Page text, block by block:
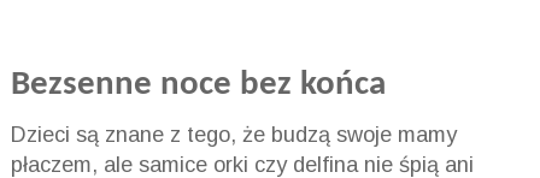
Bezsenne noce bez końca
Dzieci są znane z tego, że budzą swoje mamy
płaczem, ale samice orki czy delfina nie śpią ani